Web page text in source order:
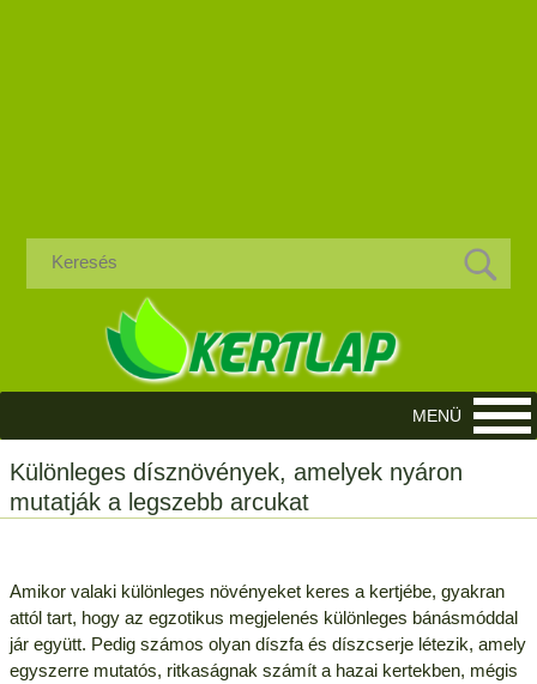
Különleges dísznövények, amelyek nyáron
mutatják a legszebb arcukat
Amikor valaki különleges növényeket keres a kertjébe, gyakran
attól tart, hogy az egzotikus megjelenés különleges bánásmóddal
jár együtt. Pedig számos olyan díszfa és díszcserje létezik, amely
egyszerre mutatós, ritkaságnak számít a hazai kertekben, mégis